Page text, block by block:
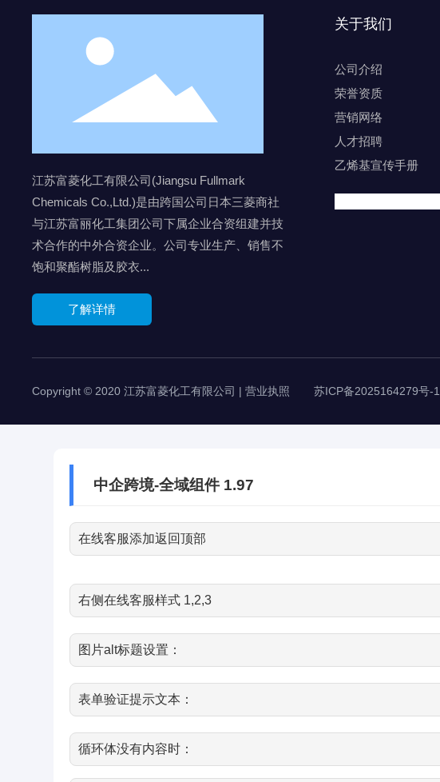
江苏富菱化工有限公司(Jiangsu Fullmark
Chemicals Co.,Ltd.)是由跨国公司日本三菱商社
与江苏富丽化工集团公司下属企业合资组建并技
术合作的中外合资企业。公司专业生产、销售不
饱和聚酯树脂及胶衣...
了解详情
关于我们
公司介绍
荣誉资质
营销网络
人才招聘
乙烯基宣传手册
Copyright © 2020 江苏富菱化工有限公司 | 营业执照 苏ICP备2025164279号-1
中企跨境-全域组件 1.97
在线客服添加返回顶部
右侧在线客服样式 1,2,3
图片alt标题设置：
表单验证提示文本：
循环体没有内容时：